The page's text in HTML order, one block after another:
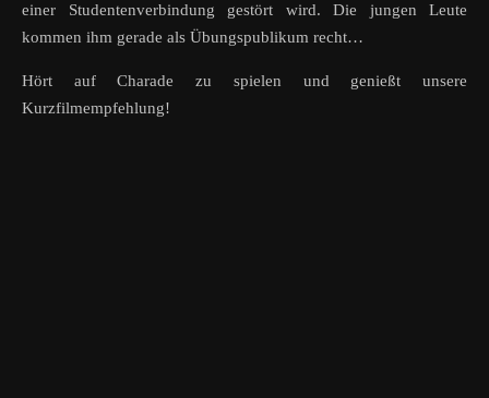
einer Studentenverbindung gestört wird. Die jungen Leute
kommen ihm gerade als Übungspublikum recht…
Hört auf Charade zu spielen und genießt unsere
Kurzfilmempfehlung!